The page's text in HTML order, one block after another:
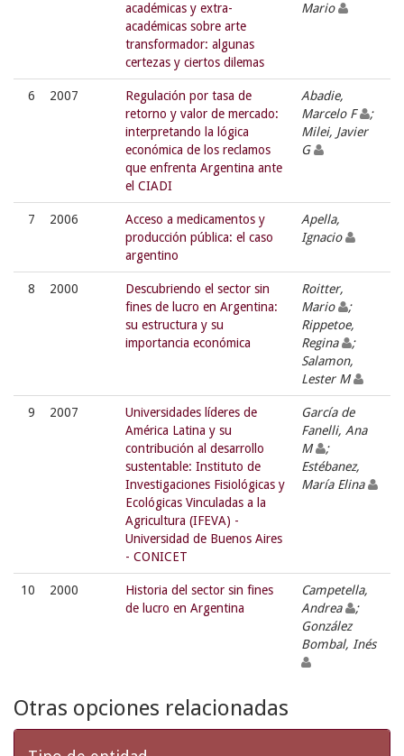
académicas y extra-
académicas sobre arte
transformador: algunas
certezas y ciertos dilemas
Mario
6 2007
Regulación por tasa de
retorno y valor de mercado:
interpretando la lógica
económica de los reclamos
que enfrenta Argentina ante
el CIADI
Abadie,
Marcelo F
;
Milei, Javier
G
7 2006
Acceso a medicamentos y
producción pública: el caso
argentino
Apella,
Ignacio
8 2000
Descubriendo el sector sin
fines de lucro en Argentina:
su estructura y su
importancia económica
Roitter,
Mario
;
Rippetoe,
Regina
;
Salamon,
Lester M
9 2007
Universidades líderes de
América Latina y su
contribución al desarrollo
sustentable: Instituto de
Investigaciones Fisiológicas y
Ecológicas Vinculadas a la
Agricultura (IFEVA) -
Universidad de Buenos Aires
- CONICET
García de
Fanelli, Ana
M
;
Estébanez,
María Elina
10 2000
Historia del sector sin fines
de lucro en Argentina
Campetella,
Andrea
;
González
Bombal, Inés
Otras opciones relacionadas